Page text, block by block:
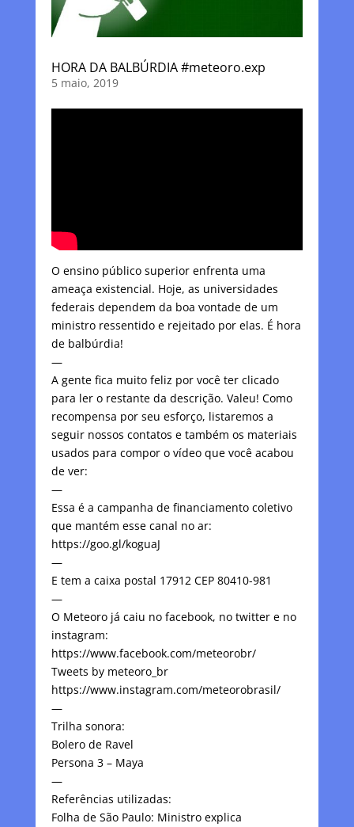
HORA DA BALBÚRDIA #meteoro.exp
5 maio, 2019
O ensino público superior enfrenta uma
ameaça existencial. Hoje, as universidades
federais dependem da boa vontade de um
ministro ressentido e rejeitado por elas. É hora
de balbúrdia!
—
A gente fica muito feliz por você ter clicado
para ler o restante da descrição. Valeu! Como
recompensa por seu esforço, listaremos a
seguir nossos contatos e também os materiais
usados para compor o vídeo que você acabou
de ver:
—
Essa é a campanha de financiamento coletivo
que mantém esse canal no ar:
https://goo.gl/koguaJ
—
E tem a caixa postal 17912 CEP 80410-981
—
O Meteoro já caiu no facebook, no twitter e no
instagram:
https://www.facebook.com/meteorobr/
Tweets by meteoro_br
https://www.instagram.com/meteorobrasil/
—
Trilha sonora:
Bolero de Ravel
Persona 3 – Maya
—
Referências utilizadas:
Folha de São Paulo: Ministro explica